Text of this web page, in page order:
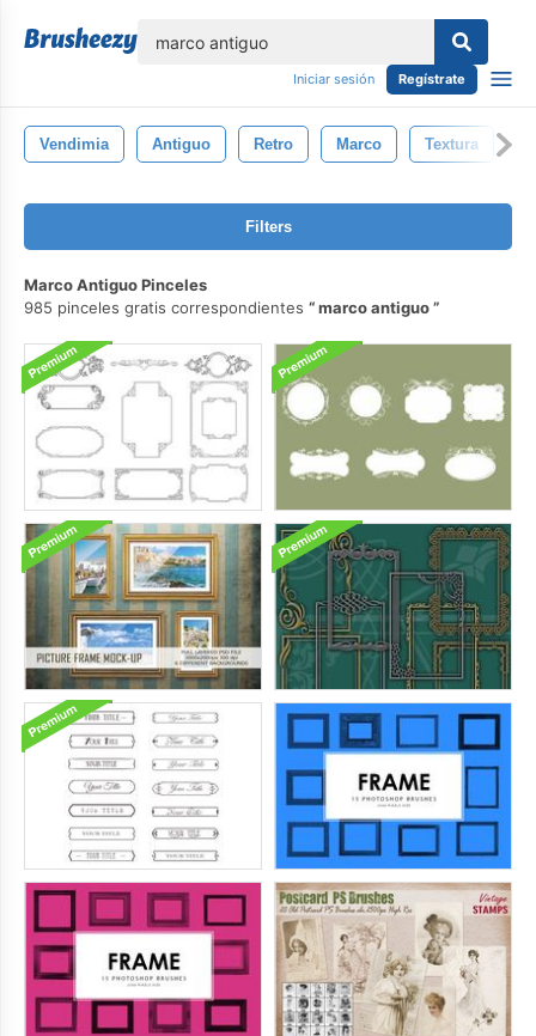
Iniciar sesión Regístrate
Vendimia Antiguo Retro Marco Textura
Filters
Marco Antiguo Pinceles
985 pinceles gratis correspondientes
marco antiguo